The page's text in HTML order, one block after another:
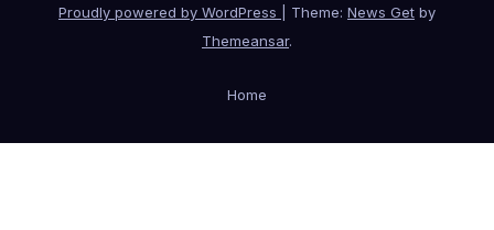
Proudly powered by WordPress Theme: News Get by
Themeansar.
Home